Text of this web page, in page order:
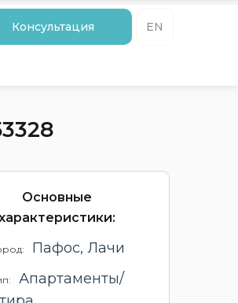
Консультация EN
Основные
Пафос, Лачи
Апартаменты/